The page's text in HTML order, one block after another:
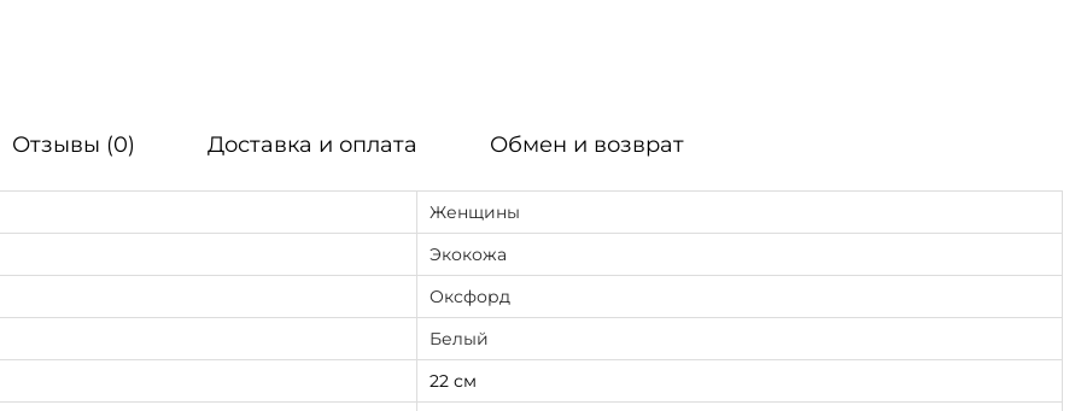
Отзывы (0) Доставка и оплата Обмен и возврат
Женщины
Экокожа
Оксфорд
Белый
22 см